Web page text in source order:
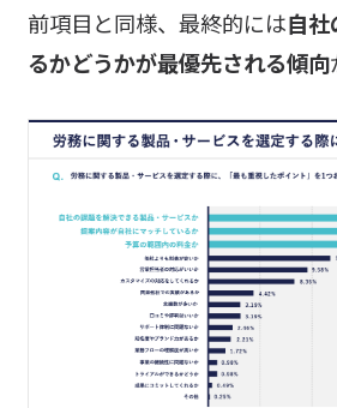
前項目と同様、最終的には自
るかどうかが最優先される傾向